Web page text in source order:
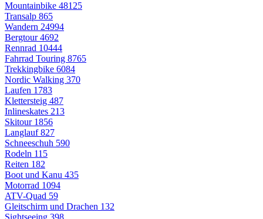
Mountainbike 48125
Transalp 865
Wandern 24994
Bergtour4692
Rennrad 10444
Fahrrad Touring 8765
Trekkingbike 6084
Nordic Walking 370
Laufen 1783
Klettersteig 487
Inlineskates 213
Skitour 1856
Langlauf827
Schneeschuh 590
Rodeln 115
Reiten 182
Boot und Kanu 435
Motorrad 1094
ATV-Quad 59
Gleitschirm und Drachen 132